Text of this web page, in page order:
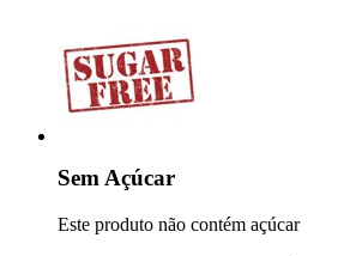
Sem Açúcar
Este produto não contém açúcar